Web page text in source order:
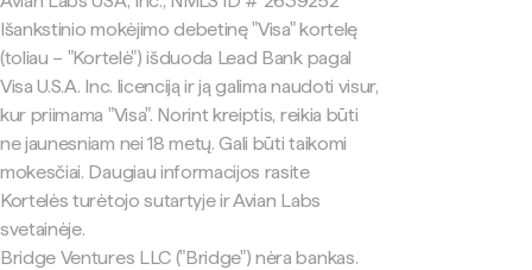
Išankstinio mokėjimo debetinę "Visa" kortelę
(toliau – "Kortelė") išduoda Lead Bank pagal
Visa U.S.A. Inc. licenciją ir ją galima naudoti visur,
kur priimama "Visa". Norint kreiptis, reikia būti
ne jaunesniam nei 18 metų. Gali būti taikomi
mokesčiai. Daugiau informacijos rasite
Kortelės turėtojo sutartyje ir Avian Labs
svetainėje.
Bridge Ventures LLC ("Bridge") nėra bankas.